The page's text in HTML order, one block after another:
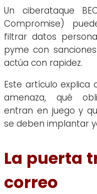
Un ciberataque
Compromise)
filtrar datos
pyme con
actúa con rapidez.
Este artículo explica
amenaza, qué
entran en juego y
se deben implantar
La puerta
correo